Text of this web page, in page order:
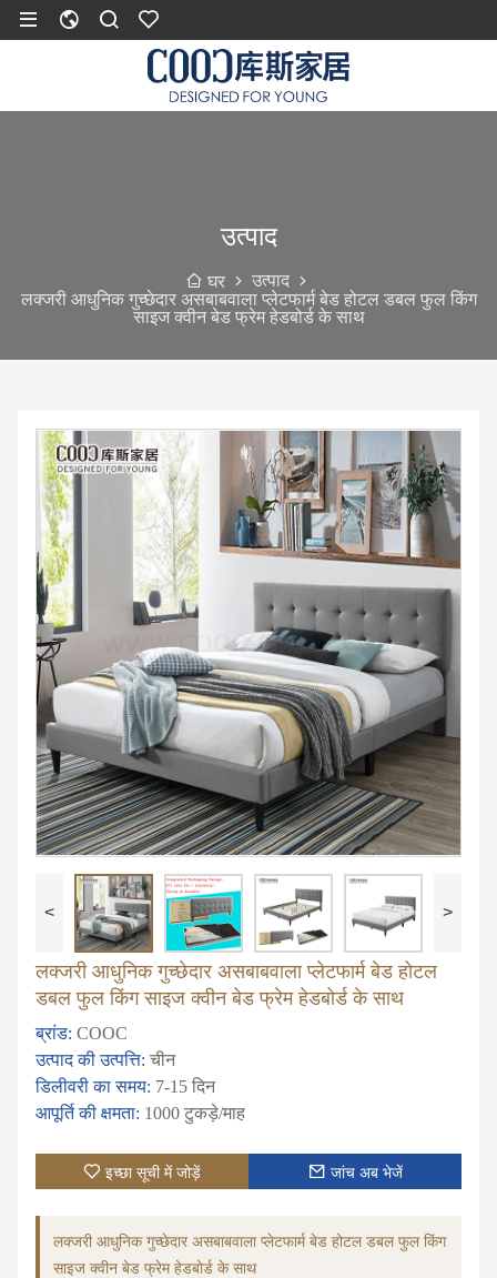
उत्पाद
घर
उत्पाद
लक्जरी आधुनिक गुच्छेदार असबाबवाला प्लेटफार्म बेड होटल डबल फुल किंग
साइज क्वीन बेड फ्रेम हेडबोर्ड के साथ
< >
लक्जरी आधुनिक गुच्छेदार असबाबवाला प्लेटफार्म बेड होटल
डबल फुल किंग साइज क्वीन बेड फ्रेम हेडबोर्ड के साथ
ब्रांड: COOC
उत्पाद की उत्पत्ति: चीन
डिलीवरी का समय: 7-15 दिन
आपूर्ति की क्षमता: 1000 टुकड़े/माह
इच्छा सूची में जोड़ें जांच अब भेजें
लक्जरी आधुनिक गुच्छेदार असबाबवाला प्लेटफार्म बेड होटल डबल फुल किंग
साइज क्वीन बेड फ्रेम हेडबोर्ड के साथ